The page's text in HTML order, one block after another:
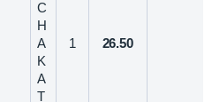
C
H
A
K
A
T
1 26.50